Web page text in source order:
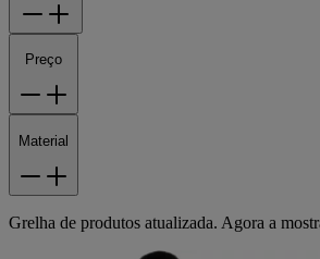
Preço
Material
Grelha de produtos atualizada. Agora a